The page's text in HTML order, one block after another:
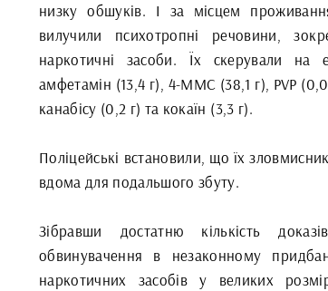
низку обшуків. І за місцем
вилучили психотропні речовини,
наркотичні засоби. Їх скерували на
амфетамін (13,4 г), 4-ММС (38,1 г), PVP
канабісу (0,2 г) та кокаїн (3,3 г).
Поліцейські встановили, що їх
вдома для подальшого збуту.
Зібравши достатню кількість
обвинувачення в незаконному
наркотичних засобів у великих